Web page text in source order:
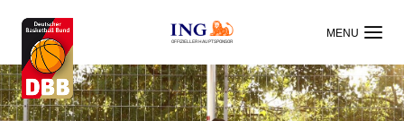
OFFIZIELLER HAUPTSPONSOR